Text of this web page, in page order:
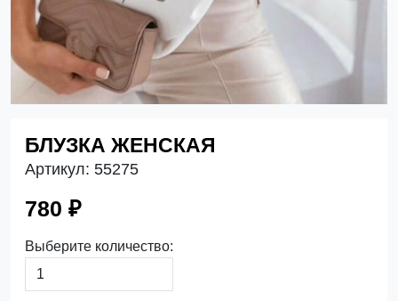
БЛУЗКА ЖЕНСКАЯ
Артикул: 55275
780 ₽
Выберите количество: